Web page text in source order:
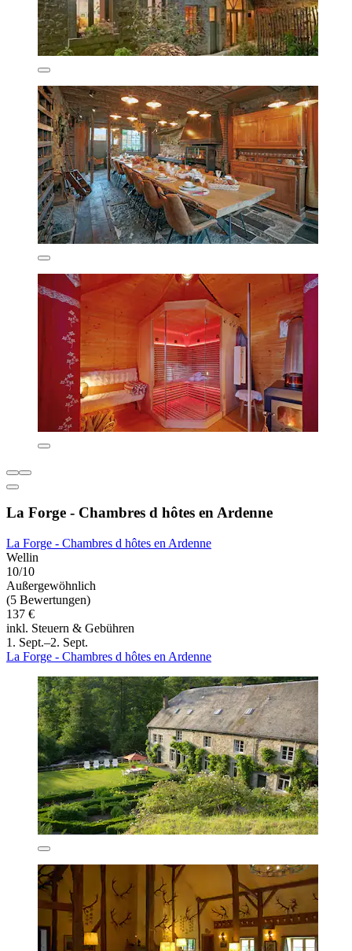
La Forge - Chambres d hôtes en Ardenne
La Forge - Chambres d hôtes en Ardenne
Wellin
10/10
Außergewöhnlich
(5 Bewertungen)
137 €
inkl. Steuern & Gebühren
1. Sept.–2. Sept.
La Forge - Chambres d hôtes en Ardenne